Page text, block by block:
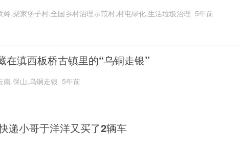
岭,柴家堡子村,全国乡村治理示范村,村屯绿化,生活垃圾治理 5年前
在滇西板桥古镇里的“乌铜走银”
南,保山,乌铜走银 5年前
递小哥于洋洋又买了2辆车